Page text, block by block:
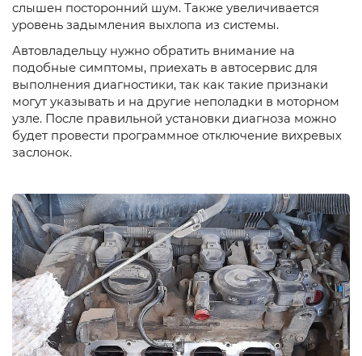
слышен посторонний шум. Также увеличивается
уровень задымления выхлопа из системы.
Автовладельцу нужно обратить внимание на
подобные симптомы, приехать в автосервис для
выполнения диагностики, так как такие признаки
могут указывать и на другие неполадки в моторном
узле. После правильной установки диагноза можно
будет провести программное отключение вихревых
заслонок.